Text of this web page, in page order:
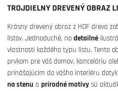
TROJDIELNY DREVENÝ OBRAZ
Krásny drevený obraz z HDF dreva
listov. Jednoduché, no detailné
vlastnosti každého typu listu. Tento
prvkom pre váš domov, kanceláriu
prinášajúcim do vášho interiéru
na stenu a prírodné motívy sú